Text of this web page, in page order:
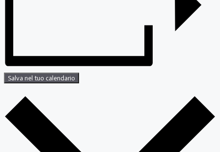
Salva nel tuo calendario